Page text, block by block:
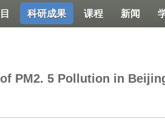
科研成果 课程 新闻
PM2. 5 Pollution in